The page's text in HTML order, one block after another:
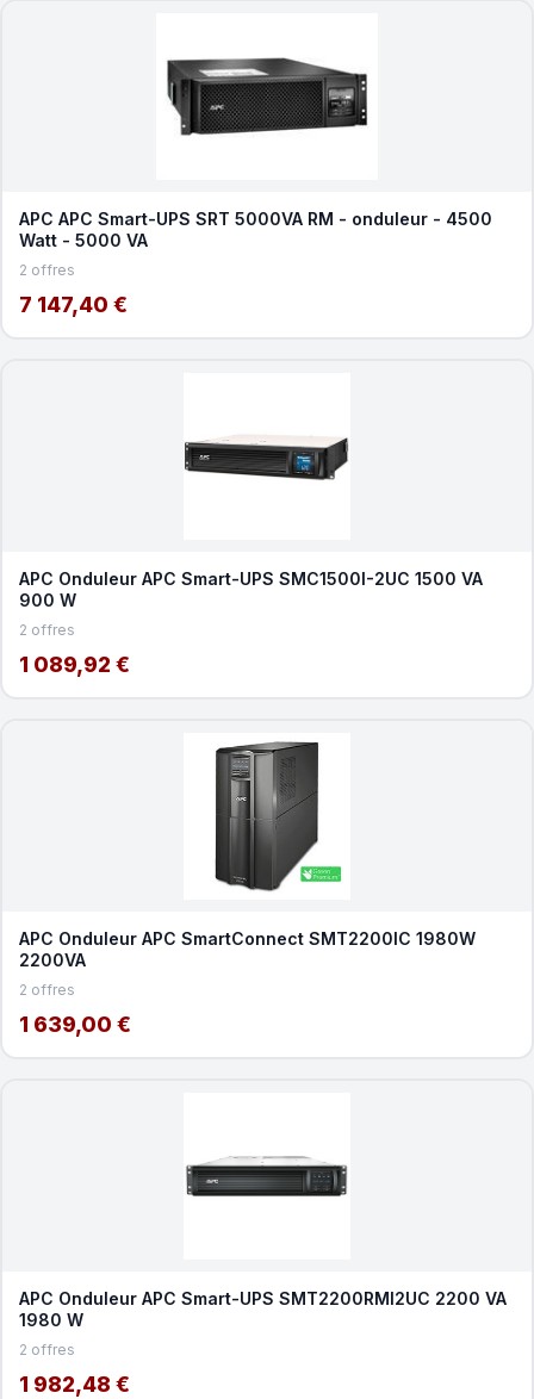
APC APC Smart-UPS SRT 5000VA RM - onduleur - 4500
Watt - 5000 VA
2 offres
7 147,40 €
APC Onduleur APC Smart-UPS SMC1500I-2UC 1500 VA
900 W
2 offres
1 089,92 €
APC Onduleur APC SmartConnect SMT2200IC 1980W
2200VA
2 offres
1 639,00 €
APC Onduleur APC Smart-UPS SMT2200RMI2UC 2200 VA
1980 W
2 offres
1 982,48 €